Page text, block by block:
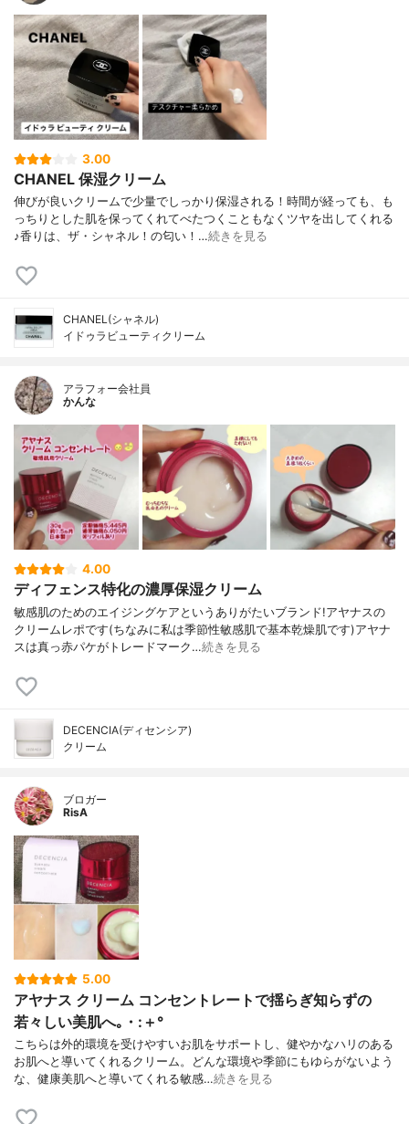
3.00
CHANEL 保湿クリーム
伸びが良いクリームで少量でしっかり保湿される！時間が経っても、も
っちりとした肌を保ってくれてべたつくこともなくツヤを出してくれる
♪香りは、ザ・シャネル！の匂い！…続きを見る
CHANEL(シャネル)
イドゥラビューティクリーム
アラフォー会社員
かんな
4.00
ディフェンス特化の濃厚保湿クリーム
敏感肌のためのエイジングケアというありがたいブランド!アヤナスの
クリームレポです(ちなみに私は季節性敏感肌で基本乾燥肌です)アヤナ
スは真っ赤パケがトレードマーク…続きを見る
DECENCIA(ディセンシア)
クリーム
ブロガー
RisA
5.00
アヤナス クリーム コンセントレートで揺らぎ知らずの
若々しい美肌へ｡・:＋°
こちらは外的環境を受けやすいお肌をサポートし、健やかなハリのある
お肌へと導いてくれるクリーム。どんな環境や季節にもゆらがないよう
な、健康美肌へと導いてくれる敏感…続きを見る